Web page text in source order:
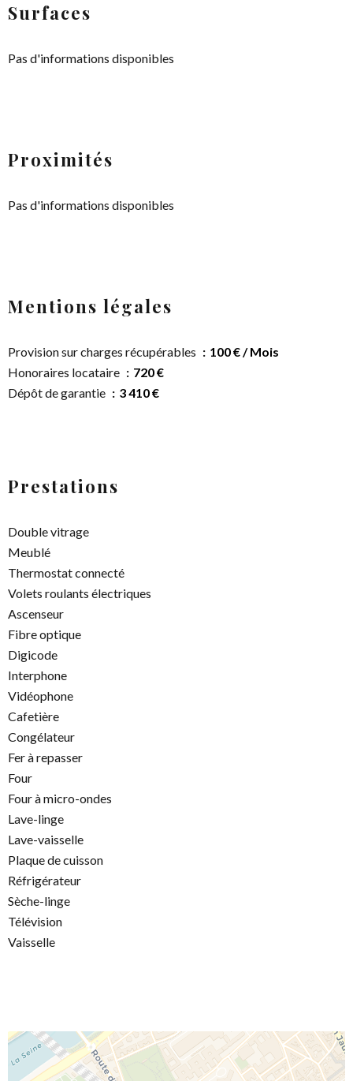
Surfaces
Pas d'informations disponibles
Proximités
Pas d'informations disponibles
Mentions légales
Provision sur charges récupérables
100 € / Mois
Honoraires locataire
720 €
Dépôt de garantie
3 410 €
Prestations
Double vitrage
Meublé
Thermostat connecté
Volets roulants électriques
Ascenseur
Fibre optique
Digicode
Interphone
Vidéophone
Cafetière
Congélateur
Fer à repasser
Four
Four à micro-ondes
Lave-linge
Lave-vaisselle
Plaque de cuisson
Réfrigérateur
Sèche-linge
Télévision
Vaisselle